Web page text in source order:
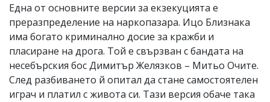
Една от основните версии за екзекуцията е
преразпределение на наркопазара. Ицо Близнака
има богато криминално досие за кражби и
пласиране на дрога. Той е свързван с бандата на
несебърския бос Димитър Желязков – Митьо Очите.
След разбиването й опитал да стане самостоятелен
играч и платил с живота си. Тази версия обаче така